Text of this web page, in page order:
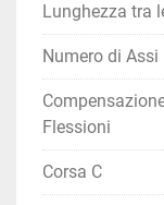
Lunghezza tra
Numero di Assi
Flessioni
Corsa C